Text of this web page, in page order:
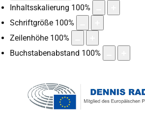
Inhaltsskalierung 100%
Schriftgröße 100%
Zeilenhöhe 100%
Buchstabenabstand 100%